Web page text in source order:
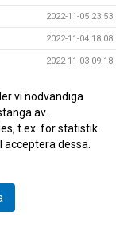
2022-11-05 23:53
2022-11-04 18:08
2022-11-03 09:18
2022-10-29 17:05
2022-10-28 16:20
2022-10-28 11:02
vi nödvändiga
av.
t.ex. för statistik
dessa.